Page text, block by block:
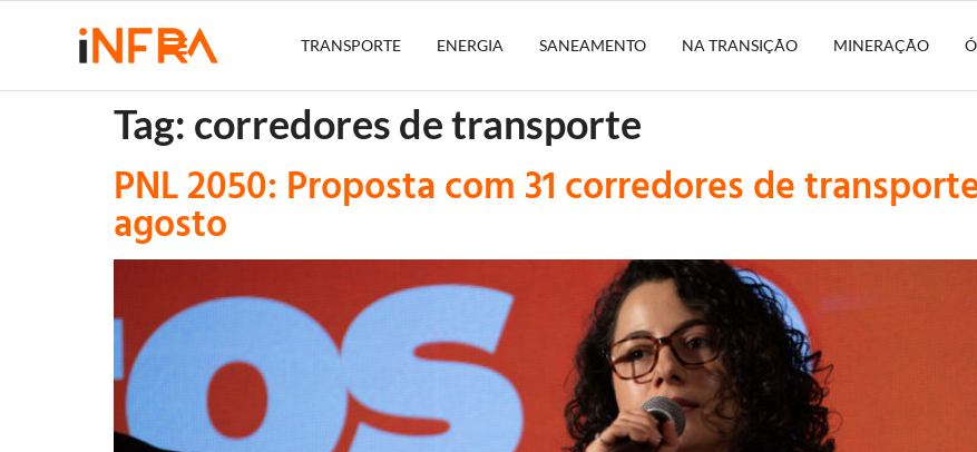
TRANSPORTE ENERGIA SANEAMENTO NA TRANSIÇÃO MINERAÇÃO
Tag: corredores de transporte
PNL 2050: Proposta com 31 corredores de
agosto